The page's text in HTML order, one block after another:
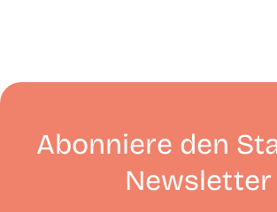
Abonniere den
Newsletter